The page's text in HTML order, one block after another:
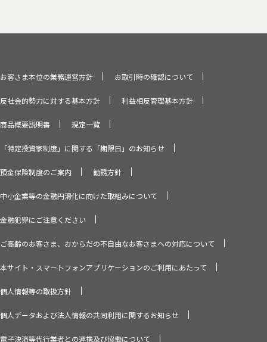
お客さま本位の業務運営方針 お取引時の確認について
反社会的勢力に対する基本方針 利益相反管理基本方針
商品概要説明書 規定一覧
「特定投資家制度」に関する「期限日」のお知らせ
預金保険制度のご案内 勧誘方針
中小企業等の金融円滑化に向けた取組みについて
金融犯罪にご注意ください
ご高齢のお客さま、おからだの不自由なお客さまへの対応について
本サイト・スマートフォンアプリケーションのご利用にあたって
個人情報等の取扱方針
個人データおよび法人情報の共同利用に関するお知らせ
電子決済等代行業者との連携及び協働について